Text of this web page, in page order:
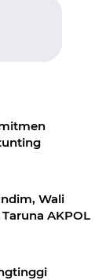
Wali
AKPOL